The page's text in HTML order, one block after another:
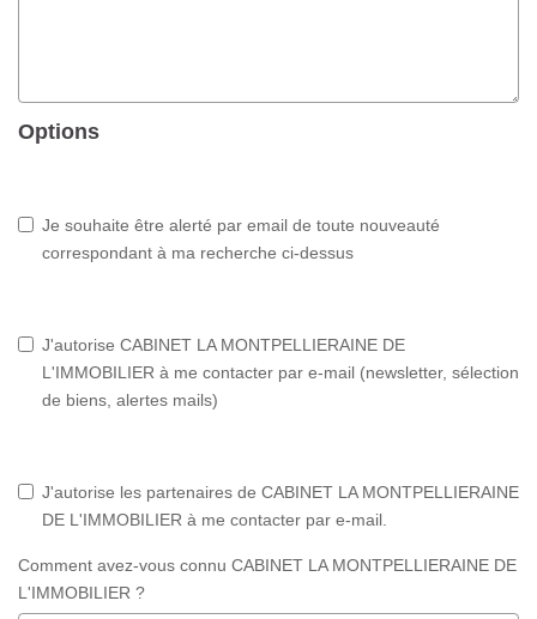
Options
Je souhaite être alerté par email de toute nouveauté
correspondant à ma recherche ci-dessus
J'autorise CABINET LA MONTPELLIERAINE DE
L'IMMOBILIER à me contacter par e-mail (newsletter, sélection
de biens, alertes mails)
J'autorise les partenaires de CABINET LA MONTPELLIERAINE
DE L'IMMOBILIER à me contacter par e-mail.
Comment avez-vous connu CABINET LA MONTPELLIERAINE DE
L'IMMOBILIER ?